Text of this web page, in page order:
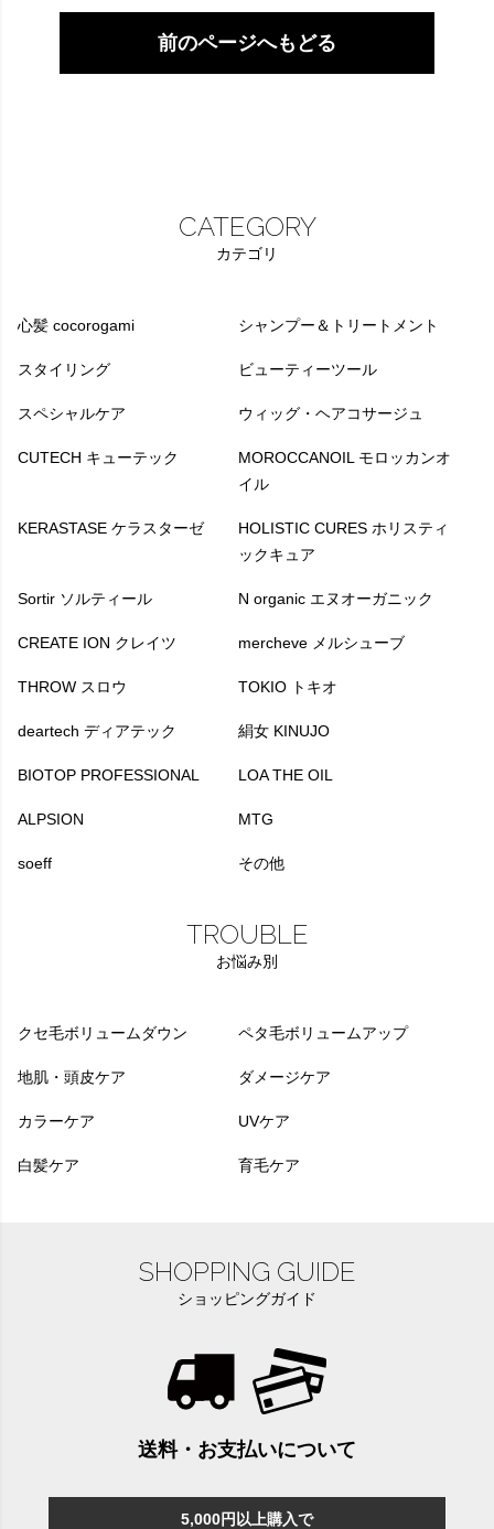
前のページへもどる
CATEGORY
カテゴリ
心髪 cocorogami シャンプー＆トリートメント
スタイリング ビューティーツール
スペシャルケア ウィッグ・ヘアコサージュ
CUTECH キューテック
MOROCCANOIL モロッカンオ
イル
KERASTASE ケラスターゼ
HOLISTIC CURES ホリスティ
ックキュア
Sortir ソルティール N organic エヌオーガニック
CREATE ION クレイツ mercheve メルシューブ
THROW スロウ TOKIO トキオ
deartech ディアテック 絹女 KINUJO
BIOTOP PROFESSIONAL LOA THE OIL
ALPSION MTG
soeff その他
TROUBLE
お悩み別
クセ毛ボリュームダウン ペタ毛ボリュームアップ
地肌・頭皮ケア ダメージケア
カラーケア UVケア
白髪ケア 育毛ケア
SHOPPING GUIDE
ショッピングガイド
送料・お支払いについて
5,000円以上購入で